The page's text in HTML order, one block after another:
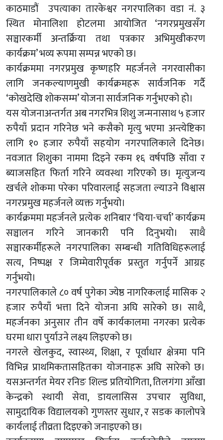
काठमाडौं उपत्याका तारकेश्वर नगरपालिका वडा नं. ३
स्थित मोनालिशा होटलमा आयोजित ‘नगरप्रमुखसँग
सञ्चारकर्मी अन्तर्क्रिया तथा पत्रकार अभिमुखीकरण
कार्यक्रम’ भव्य रूपमा सम्पन्न भएको छ।
कार्यक्रममा नगरप्रमुख कृष्णहरि महर्जनले नगरवासीका
लागि जनकल्याणमुखी कार्यक्रमहरू सार्वजनिक गर्दै
‘कोखदेखि शोकसम्म’ योजना सार्वजनिक गर्नुभएको हो।
यस योजनाअन्तर्गत अब नगरभित्र शिशु जन्मनासाथ ५ हजार
रुपैयाँ प्रदान गरिनेछ भने कसैको मृत्यु भएमा अन्त्येष्टिका
लागि १० हजार रुपैयाँ सहयोग नगरपालिकाले दिनेछ।
नवजात शिशुका नाममा दिइने रकम १६ वर्षपछि साँवा र
ब्याजसहित फिर्ता गरिने व्यवस्था गरिएको छ। मृत्युजन्य
खर्चले शोकमा परेका परिवारलाई सहजता ल्याउने विश्वास
नगरप्रमुख महर्जनले व्यक्त गर्नुभयो।
कार्यक्रममा महर्जनले प्रत्येक शनिबार ‘चिया-चर्चा’ कार्यक्रम
सञ्चालन गरिने जानकारी पनि दिनुभयो। साथै
सञ्चारकर्मीहरूले नगरपालिका सम्बन्धी गतिविधिहरूलाई
सत्य, निष्पक्ष र जिम्मेवारीपूर्वक प्रस्तुत गर्नुपर्ने आग्रह
गर्नुभयो।
नगरपालिकाले ८० वर्ष पुगेका ज्येष्ठ नागरिकलाई मासिक २
हजार रुपैयाँ भत्ता दिने योजना अघि सारेको छ। साथै,
महर्जनका अनुसार तीन वर्षे कार्यकालमा नगरका प्रत्येक
घरमा धारा पुर्याउने लक्ष्य लिइएको छ।
नगरले खेलकुद, स्वास्थ्य, शिक्षा, र पूर्वाधार क्षेत्रमा पनि
विभिन्न प्राथमिकतासहितका योजनाहरू अघि सारेको छ।
यसअन्तर्गत मेयर रनिङ शिल्ड प्रतियोगिता, तिलगंगा आँखा
केन्द्रको स्थायी सेवा, डायलासिस उपचार सुविधा,
सामुदायिक विद्यालयको गुणस्तर सुधार, र सडक कालोपत्रे
कार्यलाई तीव्रता दिइएको जनाइएको छ।